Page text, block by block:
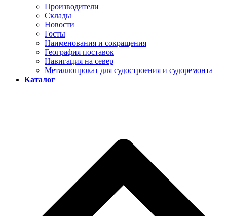
Производители
Склады
Новости
Госты
Наименования и сокращения
География поставок
Навигация на север
Металлопрокат для судостроения и судоремонта
Каталог